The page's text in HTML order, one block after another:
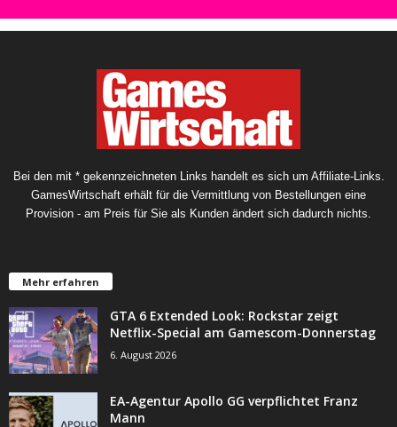
Bei den mit * gekennzeichneten Links handelt es sich um Affiliate-Links.
GamesWirtschaft erhält für die Vermittlung von Bestellungen eine
Provision - am Preis für Sie als Kunden ändert sich dadurch nichts.
Mehr erfahren
GTA 6 Extended Look: Rockstar zeigt
Netflix-Special am Gamescom-Donnerstag
6. August 2026
EA-Agentur Apollo GG verpflichtet Franz
Mann